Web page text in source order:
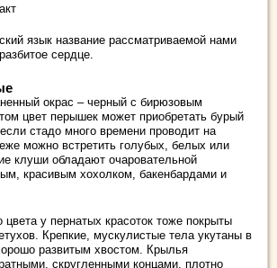
язык название рассматриваемой нами
сердце.
окрас – черный с бирюзовым
цвет перышек может приобретать бурый
стадо много времени проводит на
можно встретить голубых, белых или
клуши обладают очаровательной
красивым хохолком, бакенбардами и
цвета у пернатых красоток тоже покрыты
Крепкие, мускулистые тела укутаны в
развитым хвостом. Крылья
скругленными концами, плотно